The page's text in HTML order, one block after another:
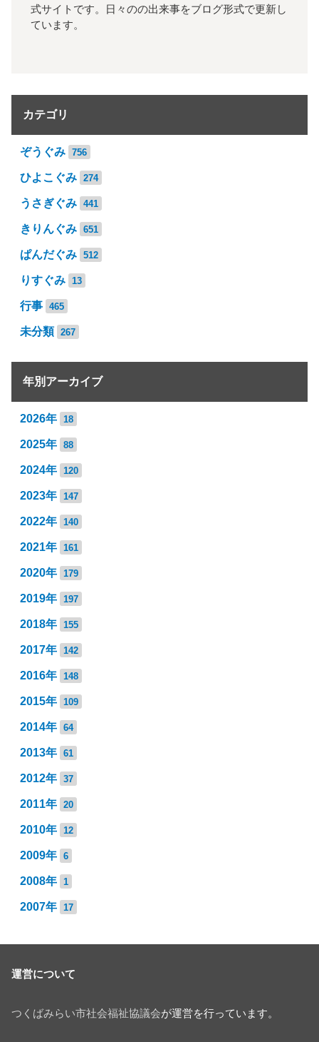
式サイトです。日々のの出来事をブログ形式で更新し
ています。
カテゴリ
ぞうぐみ 756
ひよこぐみ 274
うさぎぐみ 441
きりんぐみ 651
ぱんだぐみ 512
りすぐみ 13
行事 465
未分類 267
年別アーカイブ
2026年 18
2025年 88
2024年 120
2023年 147
2022年 140
2021年 161
2020年 179
2019年 197
2018年 155
2017年 142
2016年 148
2015年 109
2014年 64
2013年 61
2012年 37
2011年 20
2010年 12
2009年 6
2008年 1
2007年 17
運営について
つくばみらい市社会福祉協議会が運営を行っています。